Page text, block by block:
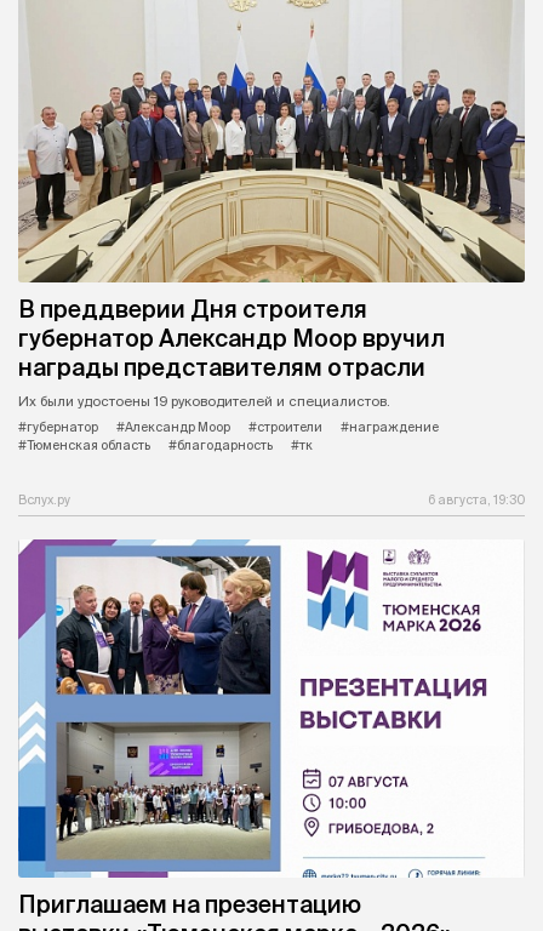
В преддверии Дня строителя
губернатор Александр Моор вручил
награды представителям отрасли
Их были удостоены 19 руководителей и специалистов.
#губернатор
#Александр Моор #строители
#награждение
#Тюменская область
#благодарность #тк
Вслух.ру 6 августа, 19:30
Приглашаем на презентацию